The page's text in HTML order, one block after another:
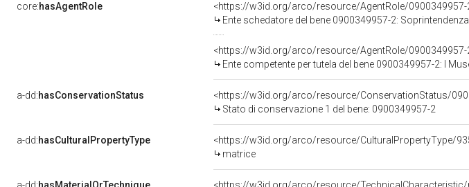
core:hasAgentRole
<https://w3id.org/arco/resource/AgentRole/0900349957-
Ente schedatore del bene 0900349957-2:
<https://w3id.org/arco/resource/AgentRole/0900349957-
Ente competente per tutela del bene 0900349957-2: I
a-dd:hasConservationStatus
<https://w3id.org/arco/resource/ConservationStatus/
Stato di conservazione 1 del bene: 0900349957-2
a-dd:hasCulturalPropertyType
<https://w3id.org/arco/resource/CulturalPropertyType/
matrice